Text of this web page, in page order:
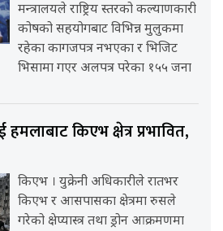
मन्त्रालयले राष्ट्रिय स्तरको कल्याणकारी
कोषको सहयोगबाट विभिन्न मुलुकमा
रहेका कागजपत्र नभएका र भिजिट
भिसामा गएर अलपत्र परेका १५५ जना
किएभ क्षेत्र प्रभावित,
किएभ । युक्रेनी अधिकारीले रातभर
किएभ र आसपासका क्षेत्रमा रुसले
गरेको क्षेप्यास्त्र तथा ड्रोन आक्रमणमा